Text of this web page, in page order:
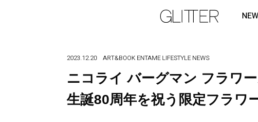
2023.12.20 ART&BOOK ENTAME LIFESTYLE NEWS
ニコライ バーグマン フラワ
生誕80周年を祝う限定フラワ